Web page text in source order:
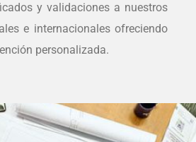
y validaciones a nuestros
e internacionales ofreciendo
personalizada.